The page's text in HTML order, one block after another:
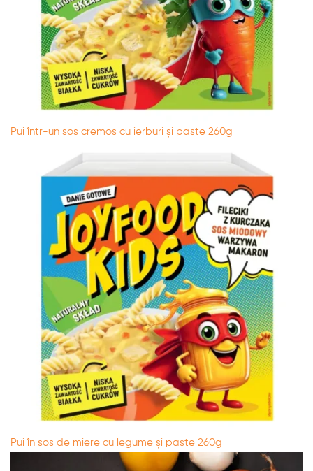
Pui într-un sos cremos cu ierburi și paste 260g
Pui în sos de miere cu legume și paste 260g